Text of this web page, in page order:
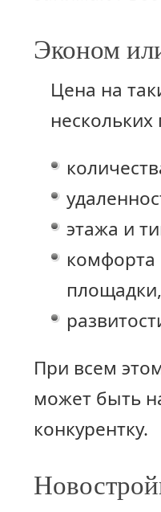
Эконом
Цена на
нескольких
этажа и
комфорта
При всем
может быть
конкурентку.